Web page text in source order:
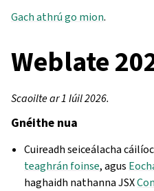
Gach athrú go mion.
Weblate
Scaoilte ar 1 Iúil 2026.
Gnéithe nua
Cuireadh seiceálacha
teaghrán foinse, agus
haghaidh nathanna JSX